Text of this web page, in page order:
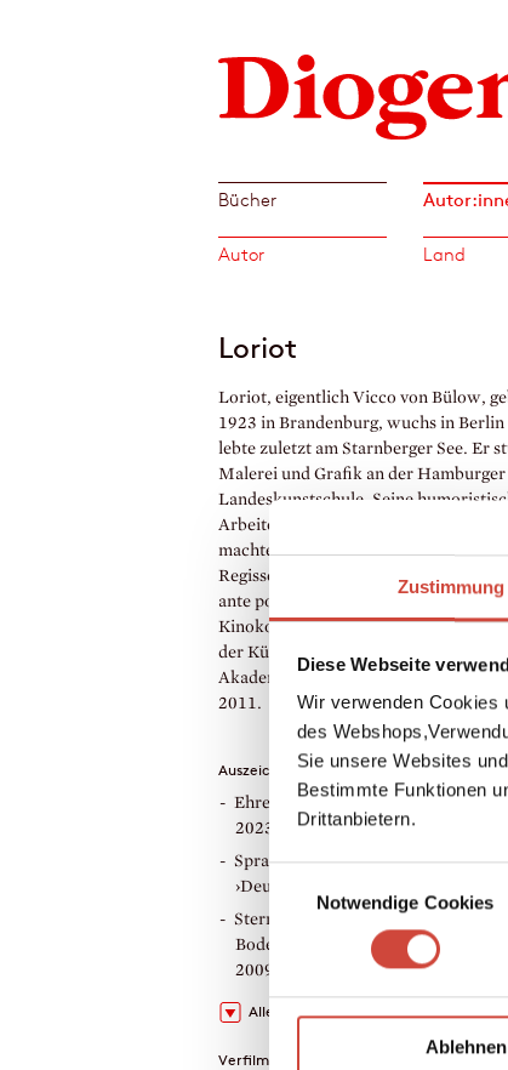
Zustimmung
Diese Webseite
Wir verwenden Cookies
des
Sie unsere Websites
Bestimmte Funktionen
Drittanbietern.
Notwendige Cookies
Ablehnen
Bücher
Autor Land
Loriot
Loriot, eigentlich Vicco von Bülow,
1923 in Brandenburg, wuchs in Berlin
lebte zuletzt am Starnberger See. Er
Malerei und Grafik an der Hamburger
Landeskunstschule. Seine
Arbeiten in ›Stern‹, ›Weltbild‹ und
machten ihn berühmt. Er wirkte als
Regisseur und Darsteller in ›Ödipussi‹
ante portas‹, zwei der erfolgreichsten
Kinokomödien, und war Mitglied der
der Künste in Berlin und der
Akademie der Schönen Künste.
2011.
Auszeichnungen
Ehrenpreis posthum des Filmfest
2023
Sprachwahrer des Jahres laut der
›Deutsche Sprachwelt‹, 2011
Stern auf dem ›Walk of Fame der
Boden des Romano-Guardini-
2009
Alle Auszeichnungen zeigen
Verfilmungen